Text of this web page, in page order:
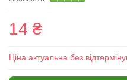
14 ₴
Ціна актуальна без